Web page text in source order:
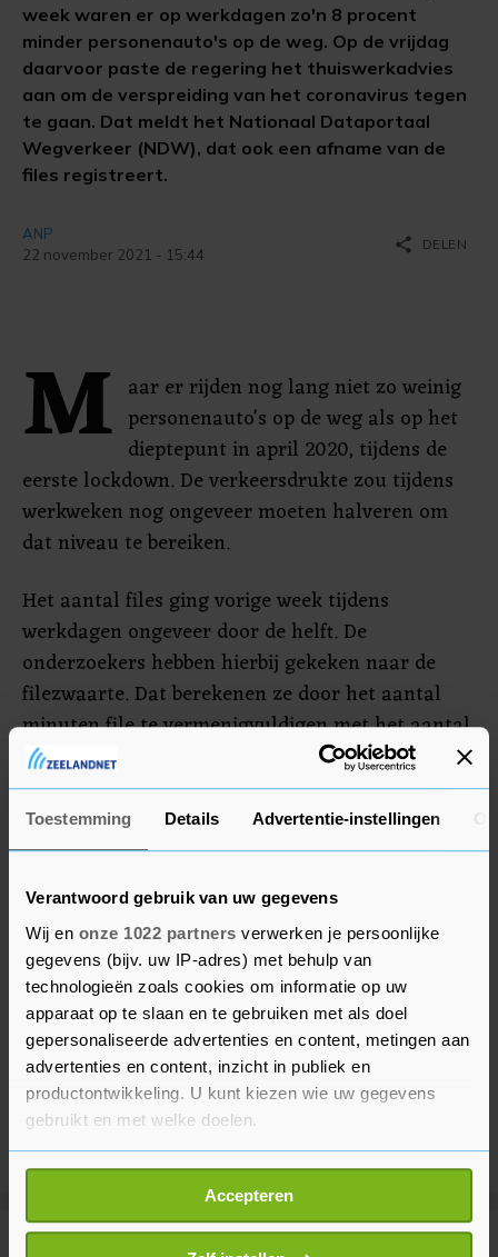
Toestemming Details Advertentie-instellingen
Verantwoord gebruik van uw gegevens
Wij en onze 1022 partners verwerken je persoonlijke
gegevens (bijv. uw IP-adres) met behulp van
technologieën zoals cookies om informatie op uw
apparaat op te slaan en te gebruiken met als doel
gepersonaliseerde advertenties en content, metingen aan
advertenties en content, inzicht in publiek en
productontwikkeling. U kunt kiezen wie uw gegevens
gebruikt en met welke doelen.
Als u het toestaat, willen we ook graag:
Informatie verzamelen over uw geografische
locatie, die tot een paar meter nauwkeurig kan zijn
Accepteren
week waren er op werkdagen zo'n 8 procent
minder personenauto's op de weg. Op de vrijdag
daarvoor paste de regering het thuiswerkadvies
aan om de verspreiding van het coronavirus tegen
te gaan. Dat meldt het Nationaal Dataportaal
Wegverkeer (NDW), dat ook een afname van de
files registreert.
ANP
22 november 2021 - 15:44
share DELEN
M aar er rijden nog lang niet zo weinig
personenauto's op de weg als op het
dieptepunt in april 2020, tijdens de
eerste lockdown. De verkeersdrukte zou tijdens
werkweken nog ongeveer moeten halveren om
dat niveau te bereiken.
Het aantal files ging vorige week tijdens
werkdagen ongeveer door de helft. De
onderzoekers hebben hierbij gekeken naar de
filezwaarte. Dat berekenen ze door het aantal
minuten file te vermenigvuldigen met het aantal
kilometers.